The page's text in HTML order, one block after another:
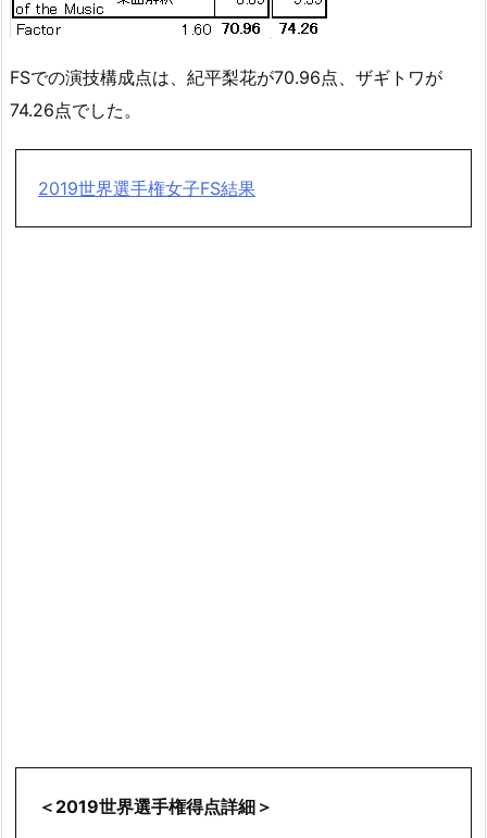
FSでの演技構成点は、紀平梨花が70.96点、ザギトワが
74.26点でした。
2019世界選手権女子FS結果
＜2019世界選手権得点詳細＞